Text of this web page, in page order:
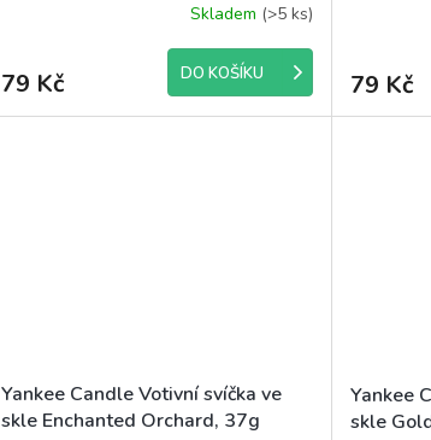
Skladem (>5 ks)
79 Kč DO KOŠÍKU 79 Kč
Yankee Candle Votivní svíčka ve
skle Enchanted Orchard, 37g
Yankee
skle